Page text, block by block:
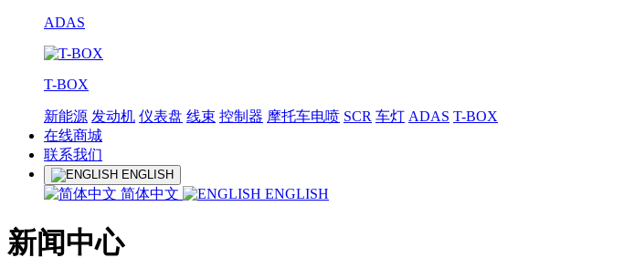
ADAS
T-BOX
新能源 发动机 仪表盘 线束 控制器 摩托车电喷 SCR 车灯 ADAS T-BOX
在线商城
联系我们
ENGLISH
简体中文 ENGLISH
新闻中心